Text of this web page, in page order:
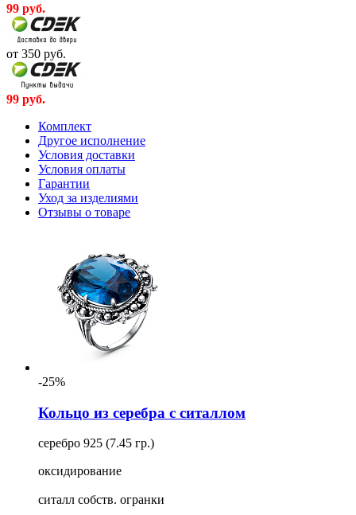
99 руб.
от 350 руб.
99 руб.
Комплект
Другое исполнение
Условия доставки
Условия оплаты
Гарантии
Уход за изделиями
Отзывы о товаре
-25%
Кольцо из серебра с ситаллом
серебро 925 (7.45 гр.)
оксидирование
ситалл собств. огранки